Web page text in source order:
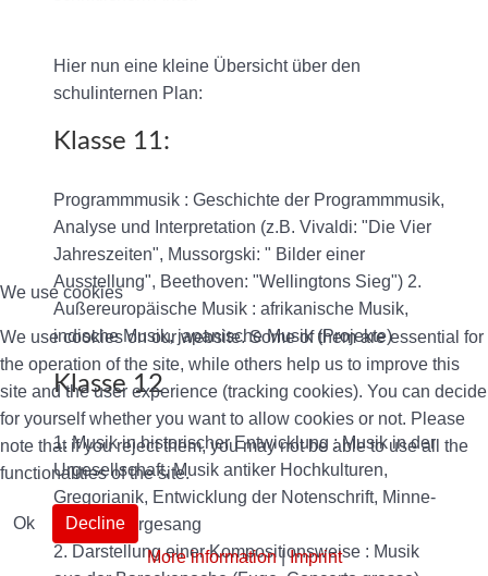
Hier nun eine kleine Übersicht über den
schulinternen Plan:
Klasse 11:
Programmmusik : Geschichte der Programmmusik,
Analyse und Interpretation (z.B. Vivaldi: "Die Vier
Jahreszeiten", Mussorgski: " Bilder einer
Ausstellung", Beethoven: "Wellingtons Sieg") 2.
Außereuropäische Musik : afrikanische Musik,
indische Musik, japanische Musik (Projekte)
Klasse 12
1. Musik in historischer Entwicklung : Musik in der
Urgesellschaft, Musik antiker Hochkulturen,
Gregorianik, Entwicklung der Notenschrift, Minne-
und Meistergesang
2. Darstellung einer Kompositionsweise : Musik
We use cookies
We use cookies on our website. Some of them are essential for
the operation of the site, while others help us to improve this
site and the user experience (tracking cookies). You can decide
for yourself whether you want to allow cookies or not. Please
note that if you reject them, you may not be able to use all the
functionalities of the site.
Ok
Decline
More information|Imprint